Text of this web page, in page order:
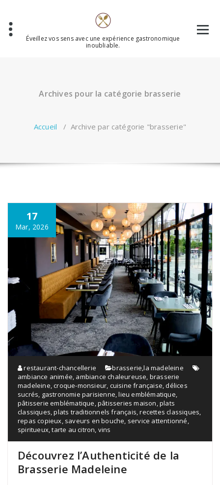
contenu
Éveillez vos sens avec une expérience gastronomique
inoubliable.
Archives pour la catégorie brasserie
Accueil / Archive par catégorie "brasserie"
17
Mar, 2026
restaurant-chancellerie brasserie,la madeleine
ambiance animée, ambiance chaleureuse, brasserie
madeleine,croque-monsieur, cuisine française,délices
sucrés, gastronomie parisienne,lieu emblématique,
pâtisserie emblématique,pâtisseries maison,plats
classiques,plats traditionnels français,recettes classiques,
repas copieux, saveurs en bouche, service attentionné,
spiritueux,tarte au citron, vins
Découvrez l’Authenticité de la
Brasserie Madeleine